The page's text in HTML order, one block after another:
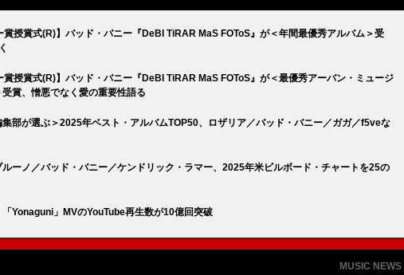
賞授賞式(R)】バッド・バニー『DeBI TiRAR MaS FOToS』が＜年間最優秀アルバム＞受
賞授賞式(R)】バッド・バニー『DeBI TiRAR MaS FOToS』が＜最優秀アーバン・ミュージ
賞、憎悪でなく愛の重要性語る
集部が選ぶ＞2025年ベスト・アルバムTOP50、ロザリア／バッド・バニー／ガガ／f5veな
ルーノ／バッド・バニー／ケンドリック・ラマー、2025年米ビルボード・チャートを25の
Yonaguni」MVのYouTube再生数が10億回突破
MUSIC NEWS